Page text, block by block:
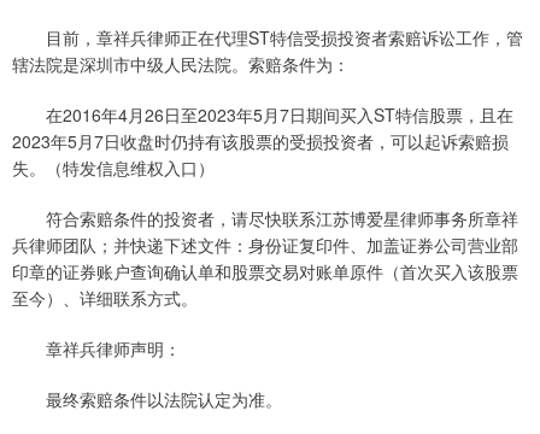
目前，章祥兵律师正在代理ST特信受损投资者索赔诉讼工作，管
辖法院是深圳市中级人民法院。索赔条件为：
在2016年4月26日至2023年5月7日期间买入ST特信股票，且在
2023年5月7日收盘时仍持有该股票的受损投资者，可以起诉索赔损
失。（特发信息维权入口）
符合索赔条件的投资者，请尽快联系江苏博爱星律师事务所章祥
兵律师团队；并快递下述文件：身份证复印件、加盖证券公司营业部
印章的证券账户查询确认单和股票交易对账单原件（首次买入该股票
至今）、详细联系方式。
章祥兵律师声明：
最终索赔条件以法院认定为准。